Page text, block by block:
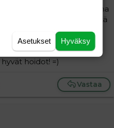
ja lapset ainakin aina
voi käydä niin, että
täti ja vieraat lapset.Mutta
myös pitää
aikana, siitä hyötyä
hoidot! =)
Vastaa
Hyväksy
Asetukset